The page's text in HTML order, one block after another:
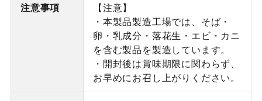
注意事項
【注意】
・本製品製造工場では、そば・
卵・乳成分・落花生・エビ・カニ
を含む製品を製造しています。
・開封後は賞味期限に関わらず、
お早めにお召し上がりください。